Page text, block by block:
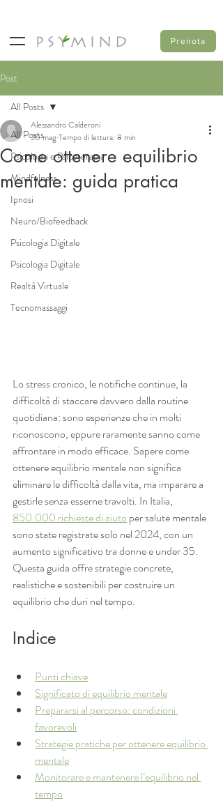
Prenota
Post
All Posts
Psicologia e Psicoterapia
Mindfulness
Ipnosi
Neuro/Biofeedback
Psicologia Digitale
Psicologia Digitale
Realtà Virtuale
Tecnomassaggi
All Posts
Come ottenere equilibrio
mentale: guida pratica
Alessandro Calderoni
20 mag Tempo di lettura: 8 min
Lo stress cronico, le notifiche continue, la
difficoltà di staccare davvero dalla routine
quotidiana: sono esperienze che in molti
riconoscono, eppure raramente sanno come
affrontare in modo efficace. Sapere come
ottenere equilibrio mentale non significa
eliminare le difficoltà dalla vita, ma imparare a
gestirle senza esserne travolti. In Italia,
850.000 richieste di aiuto per salute mentale
sono state registrate solo nel 2024, con un
aumento significativo tra donne e under 35.
Questa guida offre strategie concrete,
realistiche e sostenibili per costruire un
equilibrio che duri nel tempo.
Indice
Punti chiave
Significato di equilibrio mentale
Prepararsi al percorso: condizioni
favorevoli
Strategie pratiche per ottenere equilibrio
mentale
Monitorare e mantenere l’equilibrio nel
tempo